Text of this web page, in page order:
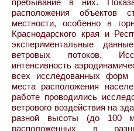
пребывание в них.
расположения объектов
местности, особенно в
Краснодарского края и
экспериментальные
ветровых потоков.
интенсивность
всех исследованных форм
места расположения
работе проводились
ветрового воздействия на
разной высоты (до 100
расположенных в